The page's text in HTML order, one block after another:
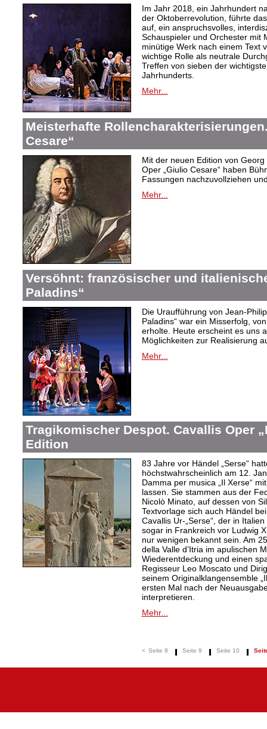
Im Jahr 2018, ein Jahrhundert
der Oktoberrevolution, führte
auf, ein anspruchsvolles,
Schauspieler und Orchester mit
minütige Werk nach einem Text
wichtige Rolle als neutrale
Treffen von sieben der
Jahrhunderts.
Mehr...
Meisterhafte
Cesare“
Mit der neuen Edition von
Oper „Giulio Cesare“ haben
Fassungen nachzuvollziehen
Mehr...
Versöhnt: französischer und
Paladins“
Die Uraufführung von Jean-
Paladins“ war ein Misserfolg,
erholte. Heute erscheint es uns
Möglichkeiten zur Realisierung
Mehr...
Tragikomischer Despot. Cavallis Oper
Edition
83 Jahre vor Händel „Serse“
höchstwahrscheinlich am 12.
Damma per musica „Il Xerse“
lassen. Sie stammen aus der
Nicolò Minato, auf dessen von
Textvorlage sich auch Händel
Cavallis Ur-„Serse“, der in
sogar in Frankreich vor Ludwig
nur wenigen bekannt sein. Am
della Valle d’Itria im apulischen
Wiederentdeckung und einen
Regisseur Leo Moscato und
seinem Originalklangensemble
ersten Mal nach der
interpretieren.
Mehr...
< Seite 8 Seite 9 Seite 10